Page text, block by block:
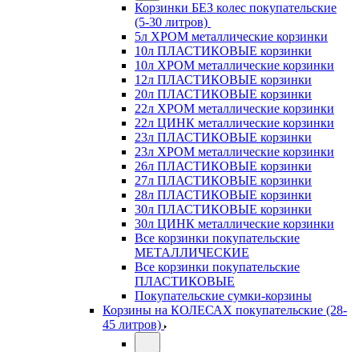
Корзинки БЕЗ колес покупательские
(5-30 литров)
5л ХРОМ металлические корзинки
10л ПЛАСТИКОВЫЕ корзинки
10л ХРОМ металлические корзинки
12л ПЛАСТИКОВЫЕ корзинки
20л ПЛАСТИКОВЫЕ корзинки
22л ХРОМ металлические корзинки
22л ЦИНК металлические корзинки
23л ПЛАСТИКОВЫЕ корзинки
23л ХРОМ металлические корзинки
26л ПЛАСТИКОВЫЕ корзинки
27л ПЛАСТИКОВЫЕ корзинки
28л ПЛАСТИКОВЫЕ корзинки
30л ПЛАСТИКОВЫЕ корзинки
30л ЦИНК металлические корзинки
Все корзинки покупательские
МЕТАЛЛИЧЕСКИЕ
Все корзинки покупательские
ПЛАСТИКОВЫЕ
Покупательские сумки-корзины
Корзины на КОЛЕСАХ покупательские (28-
45 литров)